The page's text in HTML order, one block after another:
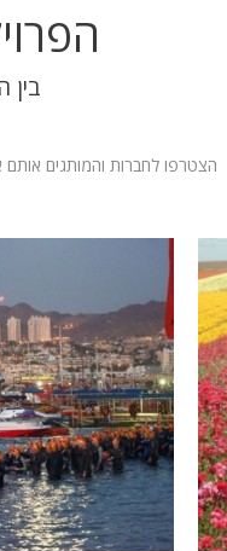
בין
הצטרפו לחברות והמותגים